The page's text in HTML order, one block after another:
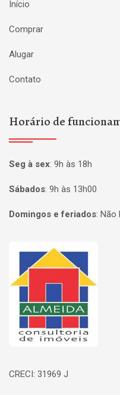
Início
Comprar
Alugar
Contato
Horário de
Seg à sex: 9h às 18h
Sábados: 9h às 13h00
Domingos e feriados: Não
Página inicial
CRECI: 31969 J